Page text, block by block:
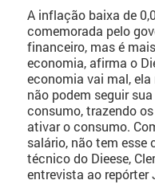
A inflação baixa de
comemorada pelo
financeiro, mas é
economia, afirma o
economia vai mal,
não podem seguir
consumo, trazendo
ativar o consumo.
salário, não tem esse
técnico do Dieese,
entrevista ao repórter